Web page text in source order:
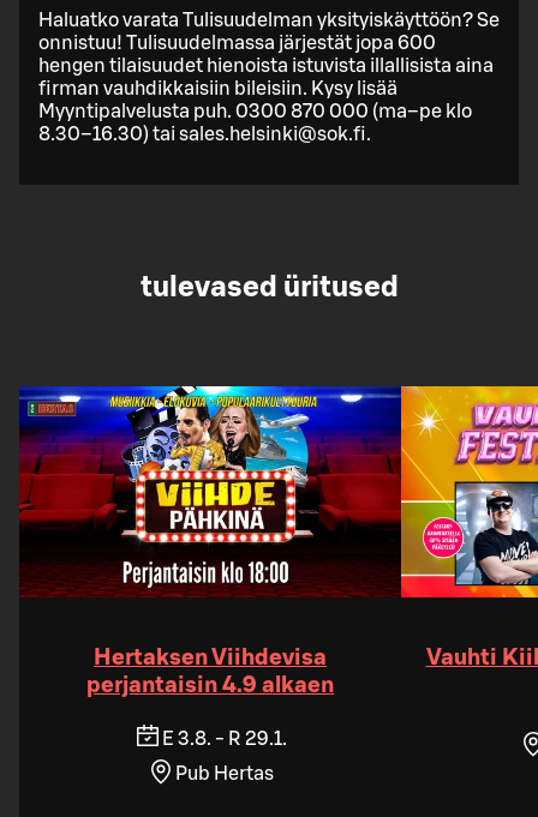
Haluatko varata Tulisuudelman yksityiskäyttöön? Se
onnistuu! Tulisuudelmassa järjestät jopa 600
hengen tilaisuudet hienoista istuvista illallisista aina
firman vauhdikkaisiin bileisiin. Kysy lisää
Myyntipalvelusta puh. 0300 870 000 (ma–pe klo
8.30–16.30) tai sales.helsinki@sok.fi.
tulevased üritused
Hertaksen Viihdevisa
perjantaisin 4.9 alkaen
E 3.8. - R 29.1.
Pub Hertas
Vauhti